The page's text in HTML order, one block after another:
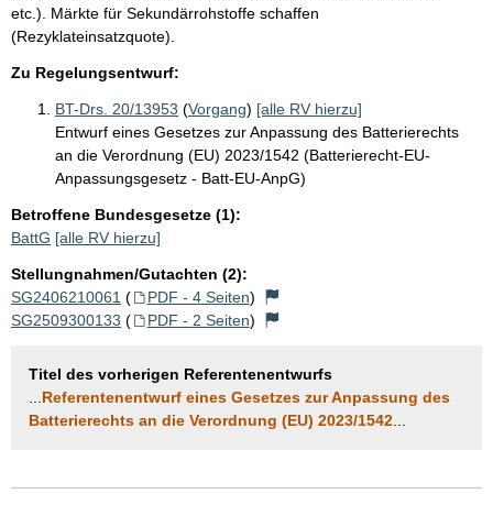
etc.). Märkte für Sekundärrohstoffe schaffen
(Rezyklateinsatzquote).
Zu Regelungsentwurf:
BT-Drs. 20/13953 (Vorgang) [alle RV hierzu]
Entwurf eines Gesetzes zur Anpassung des Batterierechts
an die Verordnung (EU) 2023/1542 (Batterierecht-EU-
Anpassungsgesetz - Batt-EU-AnpG)
Betroffene Bundesgesetze (1):
BattG [alle RV hierzu]
Stellungnahmen/Gutachten (2):
SG2406210061 ( PDF - 4 Seiten)
SG2509300133 ( PDF - 2 Seiten)
Titel des vorherigen Referentenentwurfs
Referentenentwurf eines Gesetzes zur Anpassung des
Batterierechts an die Verordnung (EU) 2023/1542